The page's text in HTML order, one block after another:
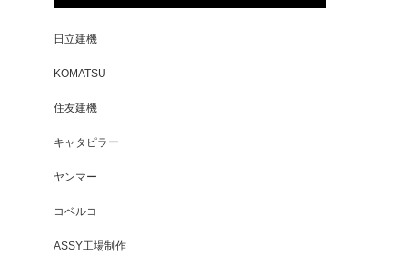
日立建機
KOMATSU
住友建機
キャタピラー
ヤンマー
コベルコ
ASSY工場制作